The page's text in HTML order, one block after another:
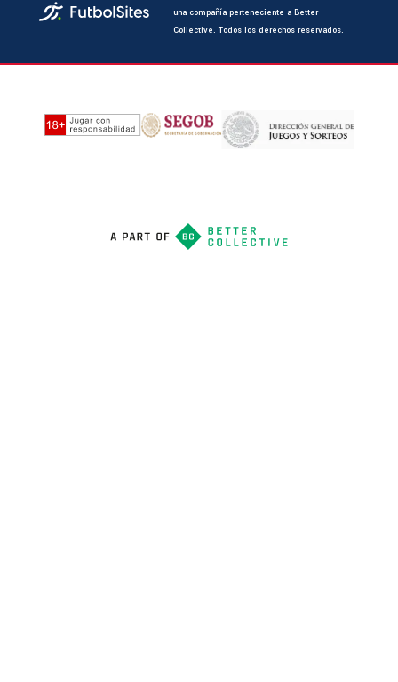
una compañía perteneciente a Better
Collective. Todos los derechos reservados.